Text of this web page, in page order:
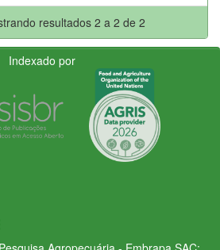
resultados 2 a 2 de 2
Indexado por